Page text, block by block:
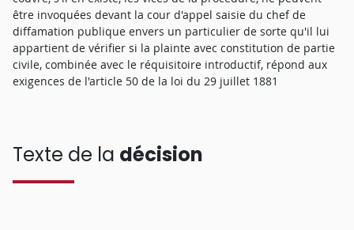
être invoquées devant la cour d'appel saisie du chef de
diffamation publique envers un particulier de sorte qu'il lui
appartient de vérifier si la plainte avec constitution de partie
civile, combinée avec le réquisitoire introductif, répond aux
exigences de l'article 50 de la loi du 29 juillet 1881
Texte de la décision